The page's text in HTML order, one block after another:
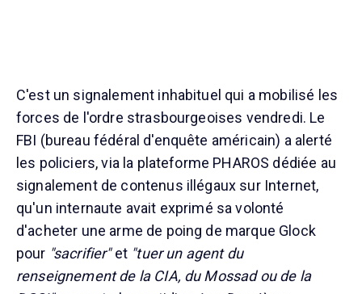
C'est un signalement inhabituel qui a mobilisé les
forces de l'ordre strasbourgeoises vendredi. Le
FBI (bureau fédéral d'enquête américain) a alerté
les policiers, via la plateforme PHAROS dédiée au
signalement de contenus illégaux sur Internet,
qu'un internaute avait exprimé sa volonté
d'acheter une arme de poing de marque Glock
pour "sacrifier"et "tuer un agent du
renseignement de la CIA, du Mossad ou de la